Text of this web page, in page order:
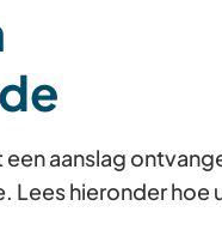
een aanslag
Lees hieronder hoe